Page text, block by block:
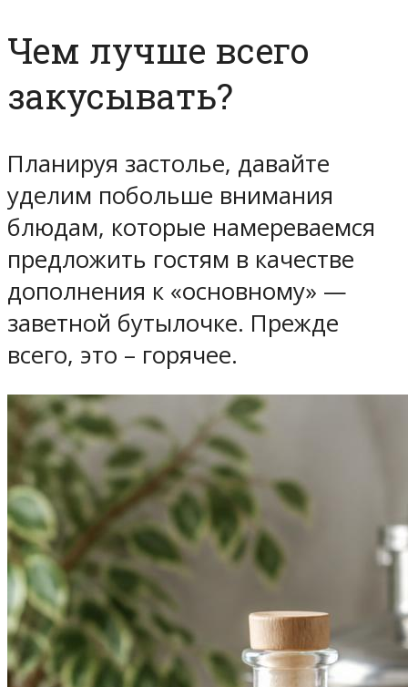
Чем лучше всего
закусывать?
Планируя застолье, давайте
уделим побольше внимания
блюдам, которые намереваемся
предложить гостям в качестве
дополнения к «основному» —
заветной бутылочке. Прежде
всего, это – горячее.